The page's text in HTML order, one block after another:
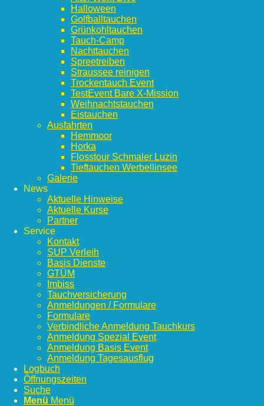
Halloween
Golfballtauchen
Grünkohltauchen
Tauch-Camp
Nachttauchen
Spreetreiben
Straussee reinigen
Trockentauch Event
TestEvent Bare X-Mission
Weihnachtstauchen
Eistauchen
Ausfahrten
Hemmoor
Horka
Flosstour Schmaler Luzin
Tieftauchen Werbellinsee
Galerie
News
Aktuelle Hinweise
Aktuelle Kurse
Partner
Service
Kontakt
SUP Verleih
Basis Dienste
GTÜM
Imbiss
Tauchversicherung
Anmeldungen / Formulare
Formulare
Verbindliche Anmeldung Tauchkurs
Anmeldung Spezial Event
Anmeldung Basis Event
Anmeldung Tagesausflug
Logbuch
Öffnungszeiten
Suche
Menü Menü